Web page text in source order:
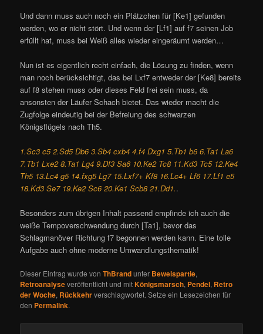
Und dann muss auch noch ein Plätzchen für [Ke1] gefunden
werden, wo er nicht stört. Und wenn der [Lf1] auf f7 seinen Job
erfüllt hat, muss bei Weiß alles wieder eingeräumt werden…
Nun ist es eigentlich recht einfach, die Lösung zu finden, wenn
man noch berücksichtigt, das bei Lxf7 entweder der [Ke8] bereits
auf f8 stehen muss oder dieses Feld frei sein muss, da
ansonsten der Läufer Schach bietet. Das wieder macht die
Zugfolge eindeutig bei der Befreiung des schwarzen
Königsflügels nach Th5.
1.Sc3 c5 2.Sd5 Db6 3.Sb4 cxb4 4.f4 Dxg1 5.Tb1 b6 6.Ta1 La6
7.Tb1 Lxe2 8.Ta1 Lg4 9.Df3 Sa6 10.Ke2 Tc8 11.Kd3 Tc5 12.Ke4
Th5 13.Lc4 g5 14.fxg5 Lg7 15.Lxf7+ Kf8 16.Lc4+ Lf6 17.Lf1 e5
18.Kd3 Se7 19.Ke2 Sc6 20.Ke1 Scb8 21.Dd1..
Besonders zum übrigen Inhalt passend empfinde ich auch die
weiße Tempoverschwendung durch [Ta1], bevor das
Schlagmanöver Richtung f7 begonnen werden kann. Eine tolle
Aufgabe auch ohne moderne Umwandlungsthematik!
Dieser Eintrag wurde vonThBrandunter Beweispartie,
Retroanalyseveröffentlicht und mitKönigsmarsch, Pendel, Retro
der Woche, Rückkehrverschlagwortet. Setze ein Lesezeichen für
den Permalink.